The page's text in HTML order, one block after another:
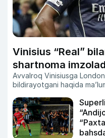
Vinisius “Real”
shartnoma
Avvalroq Vinisiusga
bildirayotgani haqida